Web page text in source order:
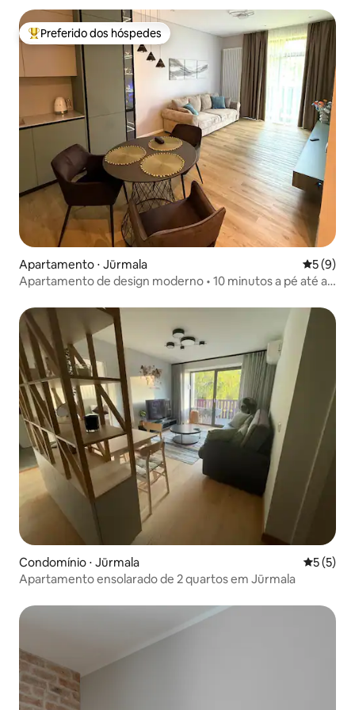
Entre os melhores preferidos dos hóspedes
Preferido dos hóspedes
Apartamento ⋅ Jūrmala 5 de
5 (9)
Apartamento de design moderno • 10 minutos a pé até a
Condomínio ⋅ Jūrmala 5 de
5 (5)
Apartamento ensolarado de 2 quartos em Jūrmala